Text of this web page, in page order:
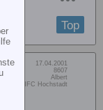
Top
17.04.2001
8607
Albert
MFC Hochstadt